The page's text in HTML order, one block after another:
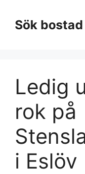
innehållSök bostad
Ledig
rok på
i Eslöv